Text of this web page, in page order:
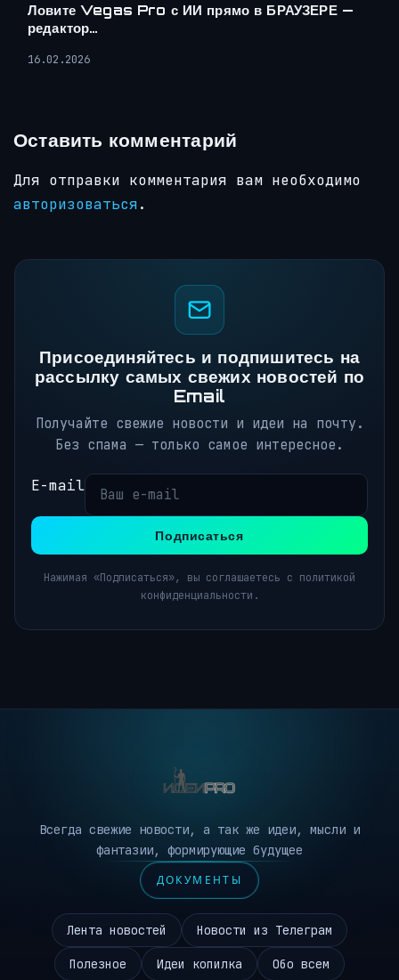
Ловите Vegas Pro с ИИ прямо в БРАУЗЕРЕ —
редактор…
16.02.2026
Оставить комментарий
Для отправки комментария вам необходимо
авторизоваться.
Присоединяйтесь и подпишитесь на
рассылку самых свежих новостей по
Email
Получайте свежие новости и идеи на почту.
Без спама — только самое интересное.
E-mail
Подписаться
Нажимая «Подписаться», вы соглашаетесь с политикой
конфиденциальности.
Всегда свежие новости, а так же идеи, мысли и
фантазии, формирующие будущее
ДОКУМЕНТЫ
Лента новостей Новости из Телеграм
Полезное Идеи копилка Обо всем